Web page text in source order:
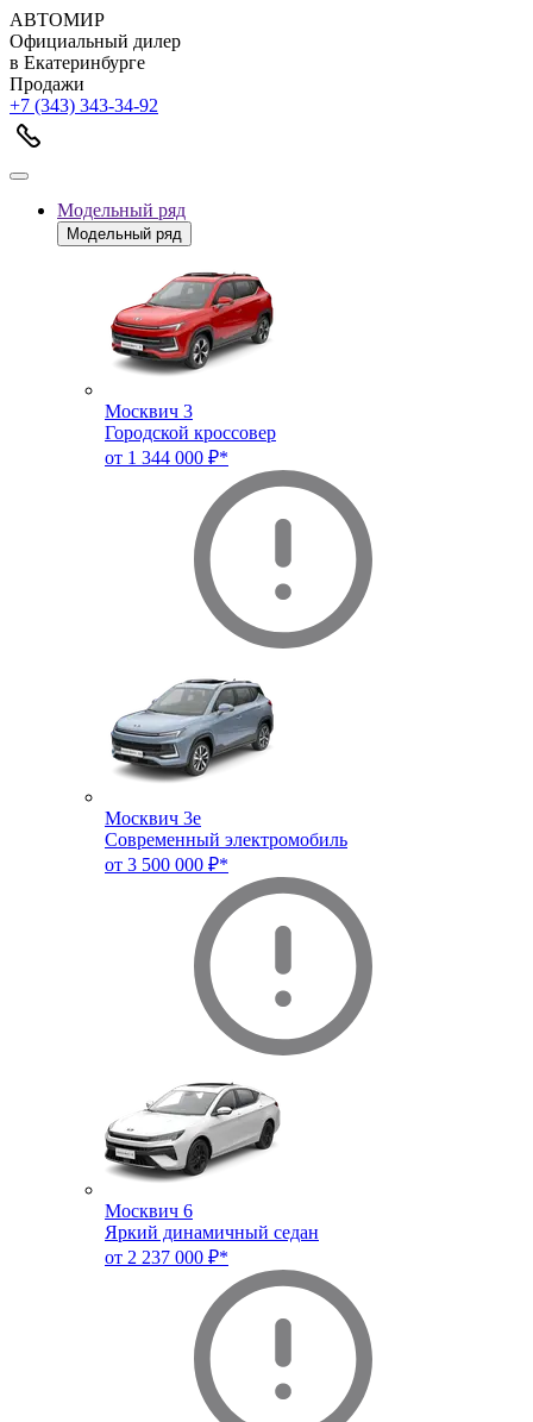
АВТОМИР
Официальный дилер
в Екатеринбурге
Продажи
+7 (343) 343-34-92
Модельный ряд
Модельный ряд
Москвич 3
Городской кроссовер
от 1 344 000 ₽*
Москвич 3e
Современный электромобиль
от 3 500 000 ₽*
Москвич 6
Яркий динамичный седан
от 2 237 000 ₽*